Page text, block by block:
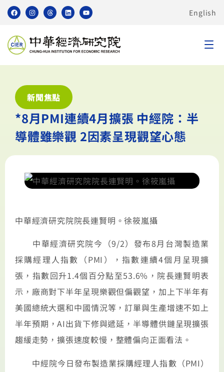
English
新聞焦點
*8月PMI連續4月擴張 中經院：半
導體雖樂觀 2因素呈現觀望心態
中華經濟研究院院長連賢明。徐筱嵐攝
中華經濟研究院今（9/2）發布8月台灣製造業
採購經理人指數（PMI），指數連續4個月呈現擴
張，指數回升1.4個百分點至53.6%，院長連賢明表
示，廠商對下半年呈現樂觀但偏觀望，加上下半年有
美國總統大選和中國情況等，訂單與生產增速不如上
半年預期，AI出貨下修與遞延，半導體供鏈呈現擴張
趨緩走勢，擴張速度較慢，整體偏向正面看法。
中經院今日發布製造業採購經理人指數（PMI）